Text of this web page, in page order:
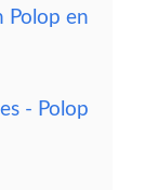
Polop en
- Polop